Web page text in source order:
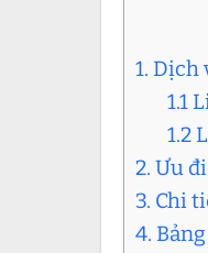
1.
1.1
1.2
2. Ưu
3. Chi
4.